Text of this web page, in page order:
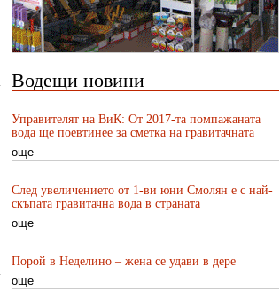
Водещи новини
Управителят на ВиК: От 2017-та помпажаната
вода ще поевтинее за сметка на гравитачната
още
След увеличението от 1-ви юни Смолян е с най-
скъпата гравитачна вода в страната
още
Порой в Неделино – жена се удави в дере
още